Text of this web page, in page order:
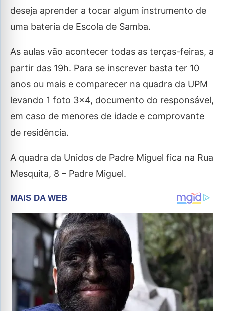
deseja aprender a tocar algum instrumento de
uma bateria de Escola de Samba.
As aulas vão acontecer todas as terças-feiras, a
partir das 19h. Para se inscrever basta ter 10
anos ou mais e comparecer na quadra da UPM
levando 1 foto 3×4, documento do responsável,
em caso de menores de idade e comprovante
de residência.
A quadra da Unidos de Padre Miguel fica na Rua
Mesquita, 8 – Padre Miguel.